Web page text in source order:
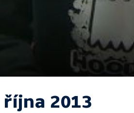
října 2013